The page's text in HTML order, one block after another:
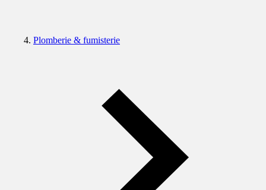
Plomberie & fumisterie